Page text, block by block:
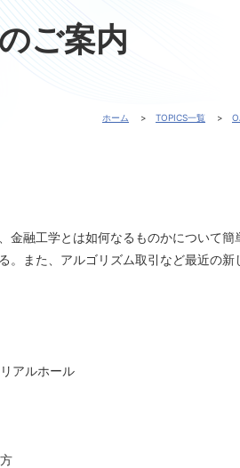
ご案内
ホーム TOPICS一覧
融工学とは如何なるものかについて簡
。また、アルゴリズム取引など最近の新
アルホール